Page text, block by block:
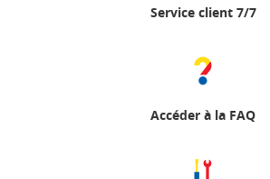
Service client 7/7
Accéder à la FAQ